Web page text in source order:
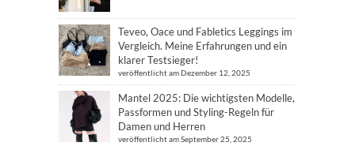
Teveo, Oace und Fabletics Leggings im
Vergleich. Meine Erfahrungen und ein
klarer Testsieger!
veröffentlicht am Dezember 12, 2025
Mantel 2025: Die wichtigsten Modelle,
Passformen und Styling-Regeln für
Damen und Herren
veröffentlicht am September 25, 2025